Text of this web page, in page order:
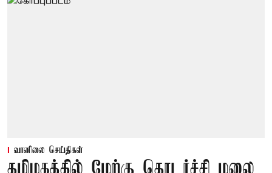
வானிலை செய்திகள்